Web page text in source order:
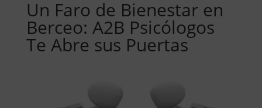
Un Faro de Bienestar en
Berceo: A2B Psicólogos
Te Abre sus Puertas